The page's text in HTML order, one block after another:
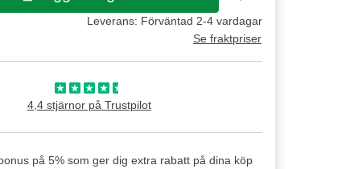
Leverans: Förväntad 2-4 vardagar
Se fraktpriser
4,4 stjärnor på Trustpilot
på 5% som ger dig extra rabatt på dina köp